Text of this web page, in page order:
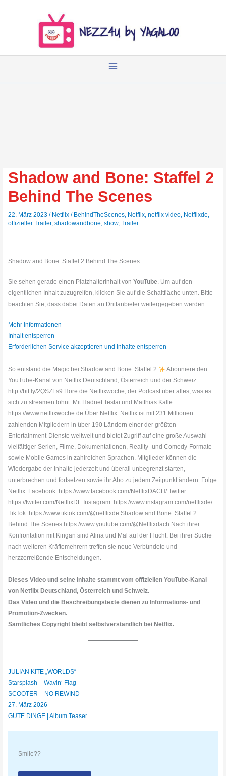
Shadow and Bone: Staffel 2
Behind The Scenes
22. März 2023/ Netflix / BehindTheScenes Netflix ,netflix video Netflixde
offizieller Trailer,shadowandbone ,show,Trailer
Shadow and Bone: Staffel 2 Behind The Scenes
Sie sehen gerade einen Platzhalterinhalt vonYouTube. Um auf den
eigentlichen Inhalt zuzugreifen, klicken Sie auf die Schaltfläche unten. Bitte
beachten Sie, dass dabei Daten an Drittanbieter weitergegeben werden.
Mehr Informationen
Inhalt entsperren
Erforderlichen Service akzeptieren und Inhalte entsperren
So entstand die Magic bei Shadow and Bone: Staffel 2
Abonniere den
YouTube-Kanal von Netflix Deutschland, Österreich und der Schweiz:
http://bit.ly/2QSZLs9 Höre die Netflixwoche, der Podcast über alles, was es
sich zu streamen lohnt. Mit Hadnet Tesfai und Matthias Kalle:
https://www.netflixwoche.de Über Netflix: Netflix ist mit 231 Millionen
zahlenden Mitgliedern in über 190 Ländern einer der größten
Entertainment-Dienste weltweit und bietet Zugriff auf eine große Auswahl
vielfältiger Serien, Filme, Dokumentationen, Reality- und Comedy-Formate
sowie Mobile Games in zahlreichen Sprachen. Mitglieder können die
Wiedergabe der Inhalte jederzeit und überall unbegrenzt starten,
unterbrechen und fortsetzen sowie ihr Abo zu jedem Zeitpunkt ändern. Folge
Netflix: Facebook: https://www.facebook.com/NetflixDACH/ Twitter:
https://twitter.com/NetflixDE Instagram: https://www.instagram.com/netflixde/
TikTok: https://www.tiktok.com/@netflixde Shadow and Bone: Staffel 2
Behind The Scenes https://www.youtube.com/@Netflixdach Nach ihrer
Konfrontation mit Kirigan sind Alina und Mal auf der Flucht. Bei ihrer Suche
nach weiteren Kräftemehrern treffen sie neue Verbündete und
herzzerreißende Entscheidungen.
Dieses Video und seine Inhalte stammt vom offiziellen YouTube-Kanal
von Netflix Deutschland, Österreich und Schweiz.
Das Video und die Beschreibungstexte dienen zu Informations- und
Promotion-Zwecken.
Sämtliches Copyright bleibt selbstverständlich bei Netflix.
JULIAN KITE „WORLDS“
Starsplash – Wavin‘ Flag
SCOOTER – NO REWIND
27. März 2026
GUTE DINGE | Album Teaser
Smile??